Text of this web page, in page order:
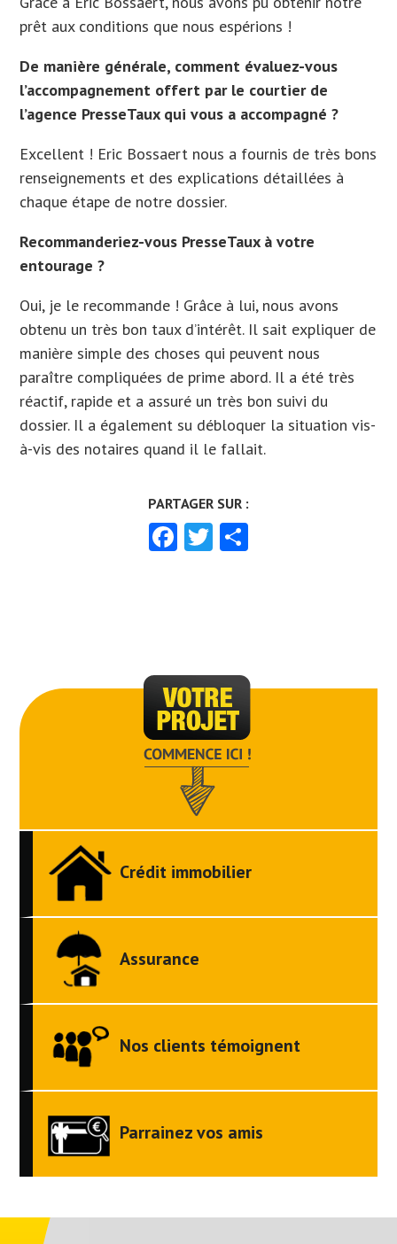
prêt aux conditions que nous espérions !
De manière générale, comment évaluez-vous
l’accompagnement offert par le courtier de
l’agence PresseTaux qui vous a accompagné ?
Excellent ! Eric Bossaert nous a fournis de très bons
renseignements et des explications détaillées à
chaque étape de notre dossier.
Recommanderiez-vous PresseTaux à votre
entourage ?
Oui, je le recommande ! Grâce à lui, nous avons
obtenu un très bon taux d’intérêt. Il sait expliquer de
manière simple des choses qui peuvent nous
paraître compliquées de prime abord. Il a été très
réactif, rapide et a assuré un très bon suivi du
dossier. Il a également su débloquer la situation vis-
à-vis des notaires quand il le fallait.
Facebook
Twitter
Crédit immobilier
Assurance
Nos clients témoignent
Parrainez vos amis